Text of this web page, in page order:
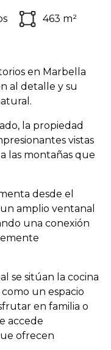
463 m²
en Marbella
al detalle y su
la propiedad
vistas
las montañas que
desde el
amplio ventanal
una conexión
se sitúan la cocina
un espacio
en familia o
accede
ofrecen